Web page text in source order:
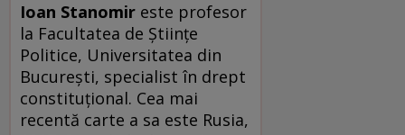
Ioan Stanomir este profesor
la Facultatea de Ştiinţe
Politice, Universitatea din
Bucureşti, specialist în drept
constituţional. Cea mai
recentă carte a sa este Rusia,